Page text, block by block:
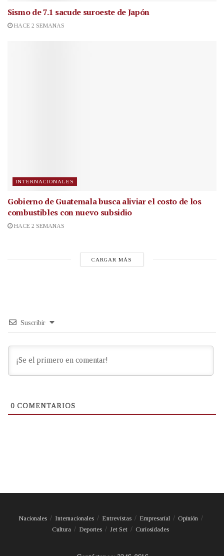
Sismo de 7.1 sacude suroeste de Japón
HACE 2 SEMANAS
INTERNACIONALES
Gobierno de Guatemala busca aliviar el costo de los
combustibles con nuevo subsidio
HACE 2 SEMANAS
CARGAR MÁS
Suscribir
0 COMENTARIOS
Nacionales Internacionales Entrevistas Empresarial
Opinión
Cultura
Deportes Jet Set Curiosidades